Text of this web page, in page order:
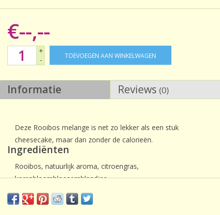
€--,--
+
-
TOEVOEGEN AAN WINKELWAGEN
Informatie Reviews (0)
Deze Rooibos melange is net zo lekker als een stuk
cheesecake, maar dan zonder de calorieën.
Ingrediënten
Rooibos, natuurlijk aroma, citroengras,
korenbloembloesemblaadjes.